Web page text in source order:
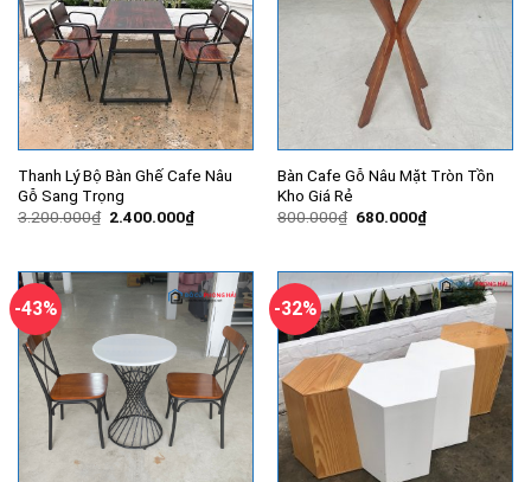
Thanh Lý Bộ Bàn Ghế Cafe Nâu
Gỗ Sang Trọng
3.200.000₫ Giá
2.400.000₫Giá
hiện
2.400.000₫.
Bàn Cafe Gỗ Nâu Mặt Tròn Tồn
Kho Giá Rẻ
800.000₫ Giá
680.000₫Giá
hiện
680.000₫.
-43% -32%